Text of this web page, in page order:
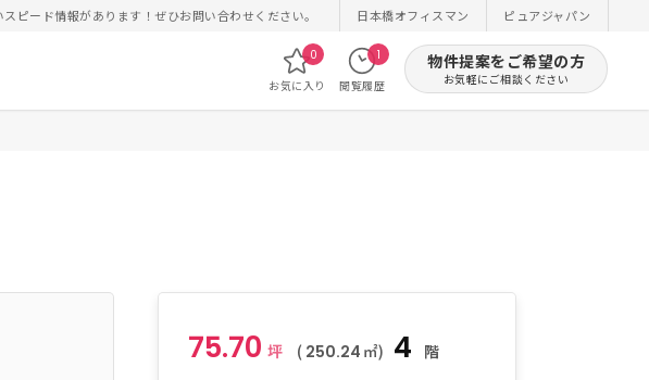
ピード情報があります！ぜひお問い合わせください。 日本橋オフィスマン ピュアジャパン
お気に入り
0
閲覧履歴
1 物件提案をご希望の方
お気軽にご相談ください
75.70 坪 ( 250.24 ㎡) 4 階